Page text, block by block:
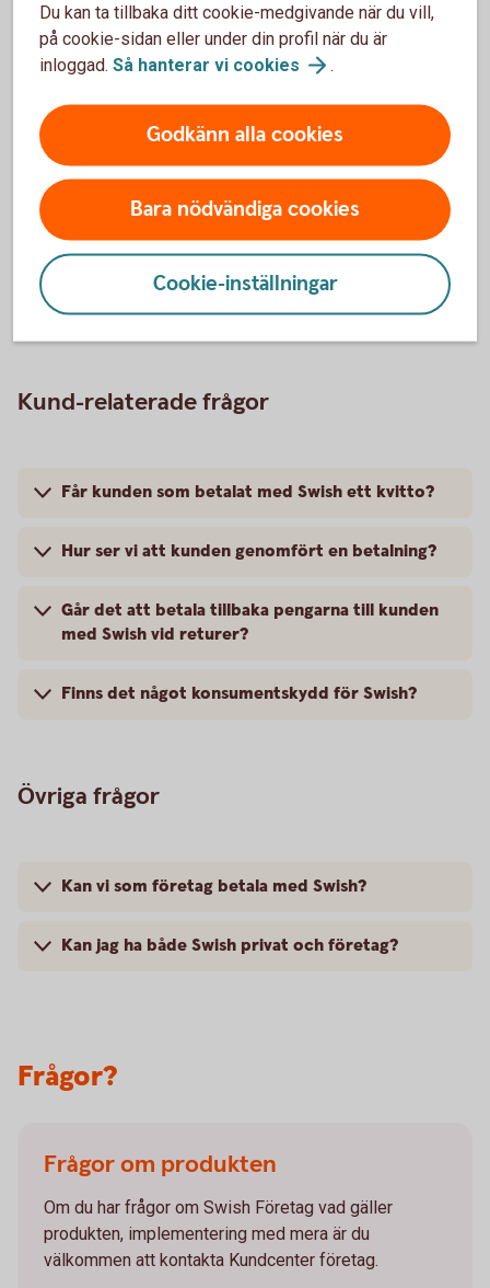
Hur skapar jag en Swish-rapport för inkomna
betalningar?
Hur skapar och skriver vi ut vår QR-kod?
Hur avslutar vi Swish Företag?
Hur kan vi lägga till ett mottagarnamn?
Kund-relaterade frågor
Får kunden som betalat med Swish ett kvitto?
Hur ser vi att kunden genomfört en betalning?
Går det att betala tillbaka pengarna till kunden
med Swish vid returer?
Finns det något konsumentskydd för Swish?
Övriga frågor
Kan vi som företag betala med Swish?
Kan jag ha både Swish privat och företag?
Frågor?
Frågor om produkten
Om du har frågor om Swish Företag vad gäller
produkten, implementering med mera är du
välkommen att kontakta Kundcenter företag.
Du kan ta tillbaka ditt cookie-medgivande när du vill,
på cookie-sidan eller under din profil när du är
inloggad. Så hanterar vi cookies .
Godkänn alla cookies
Bara nödvändiga cookies
Cookie-inställningar